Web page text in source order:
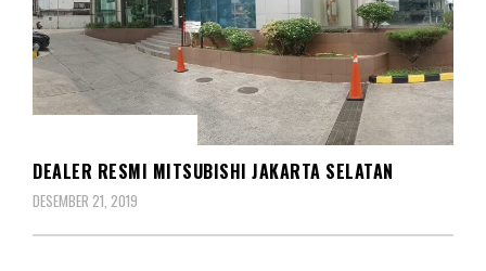
DEALER RESMI MITSUBISHI JAKARTA SELATAN
DESEMBER 21, 2019